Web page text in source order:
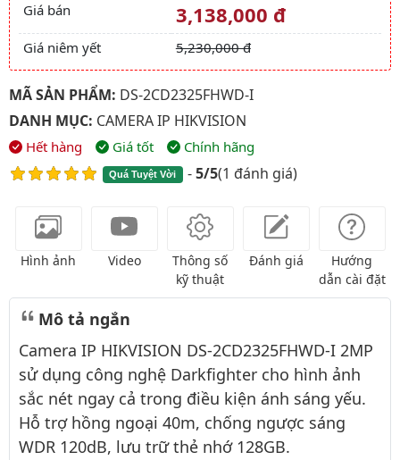
Giá và khuyến mãi
Giá bán 3,138,000 đ
Giá niêm yết 5,230,000 đ
MÃ SẢN PHẨM: DS-2CD2325FHWD-I
DANH MỤC: CAMERA IP HIKVISION
Hết hàng Giá tốt Chính hãng
Quá Tuyệt Vời -5/5(1 đánh giá)
Hình ảnh Video
Thông số
kỹ thuật
Đánh giá
Hướng
dẫn cài đặt
Mô tả ngắn
Camera IP HIKVISION DS-2CD2325FHWD-I 2MP
sử dụng công nghệ Darkfighter cho hình ảnh
sắc nét ngay cả trong điều kiện ánh sáng yếu.
Hỗ trợ hồng ngoại 40m, chống ngược sáng
WDR 120dB, lưu trữ thẻ nhớ 128GB.